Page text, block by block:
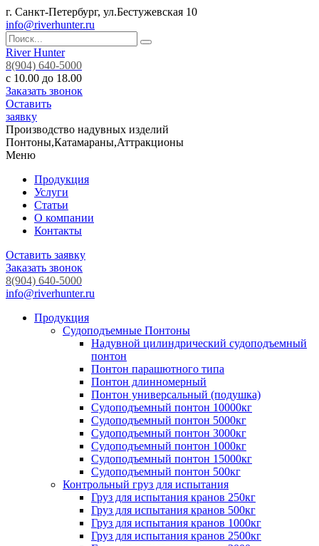
г. Санкт-Петербург, ул.Бестужевская 10
info@riverhunter.ru
River Hunter
8(904) 640-5000
с 10.00 до 18.00
Заказать звонок
Оставить
заявку
Производство надувных изделий
Понтоны,Катамараны,Аттракционы
Меню
Продукция
Услуги
Статьи
О компании
Контакты
Оставить заявку
Заказать звонок
8(904) 640-5000
info@riverhunter.ru
Продукция
Судоподъемные Понтоны
Надувной цилиндрический судоподъемный
понтон
Понтон парашютного типа
Понтон длинномерный
Понтон универсальный (подушка)
Судоподъемный понтон 10000кг
Судоподъемный понтон 5000кг
Судоподъемный понтон 3000кг
Судоподъемный понтон 1000кг
Судоподъемный понтон 15000кг
Судоподъемный понтон 500кг
Контрольный груз для испытания
Груз для испытания кранов 250кг
Груз для испытания кранов 500кг
Груз для испытания кранов 1000кг
Груз для испытания кранов 2500кг